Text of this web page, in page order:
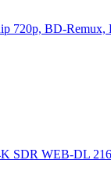
720p, BD-
SDR WEB-DL